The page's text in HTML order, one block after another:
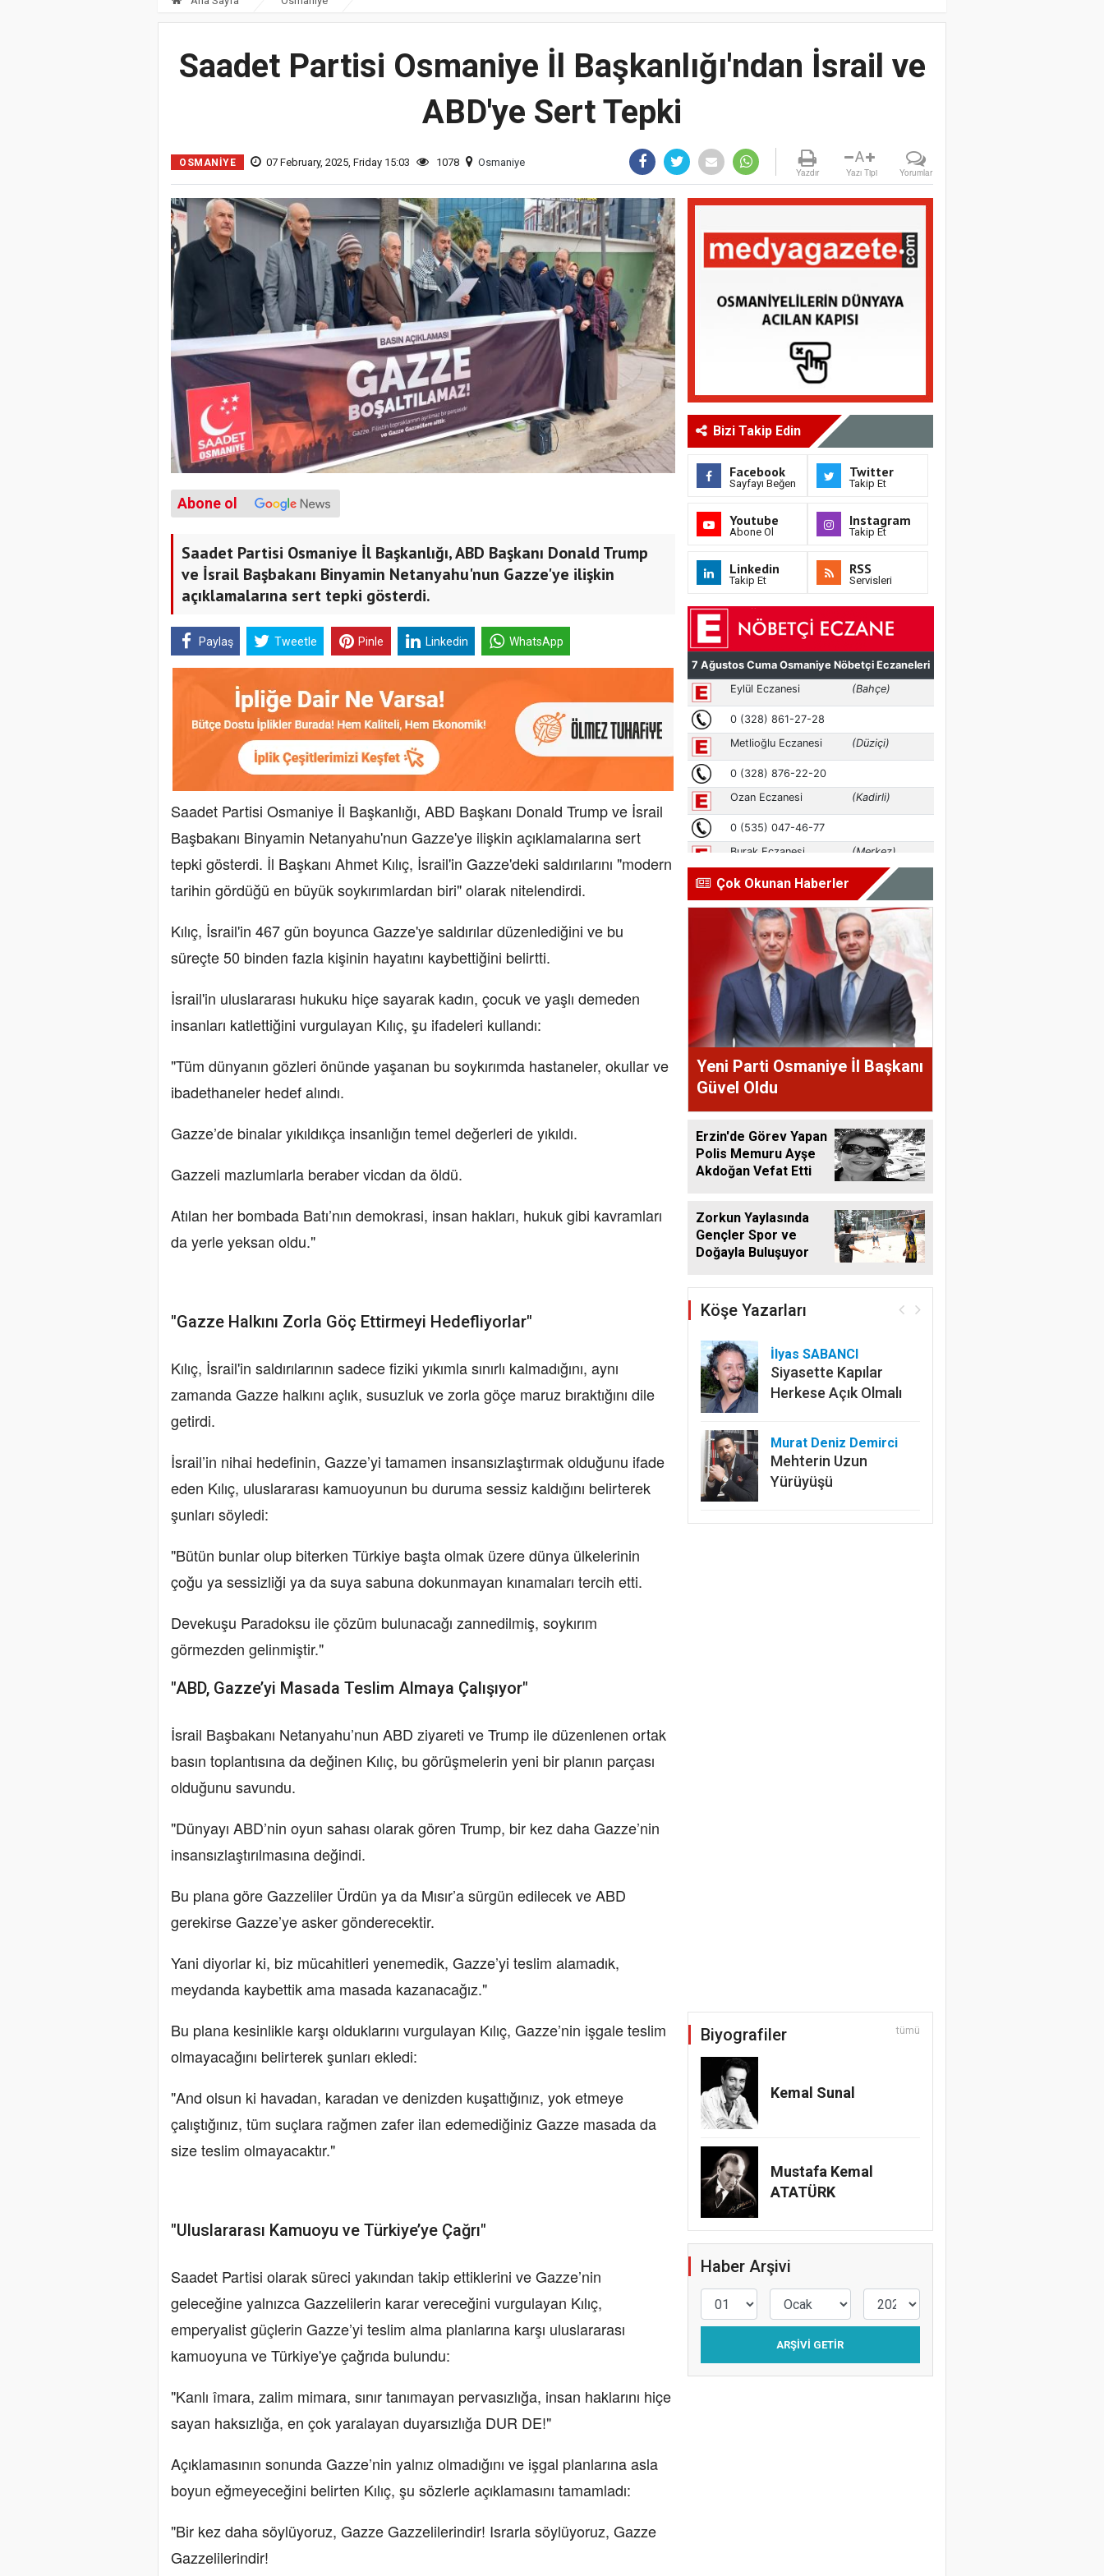
Saadet Partisi Osmaniye İl Başkanlığı'ndan İsrail ve
ABD'ye Sert Tepki
OSMANIYE 07 February, 2025, Friday 15:03 1078 Osmaniye
Yazdır
A
Yazı Tipi Yorumlar
Abone ol
Saadet Partisi Osmaniye İl Başkanlığı, ABD Başkanı Donald Trump
ve İsrail Başbakanı Binyamin Netanyahu'nun Gazze'ye ilişkin
açıklamalarına sert tepki gösterdi.
Paylaş Tweetle Pinle Linkedin WhatsApp
Saadet Partisi Osmaniye İl Başkanlığı, ABD Başkanı Donald Trump ve İsrail
Başbakanı Binyamin Netanyahu'nun Gazze'ye ilişkin açıklamalarına sert
tepki gösterdi. İl Başkanı Ahmet Kılıç, İsrail'in Gazze'deki saldırılarını "modern
tarihin gördüğü en büyük soykırımlardan biri" olarak nitelendirdi.
Kılıç, İsrail'in 467 gün boyunca Gazze'ye saldırılar düzenlediğini ve bu
süreçte 50 binden fazla kişinin hayatını kaybettiğini belirtti.
İsrail'in uluslararası hukuku hiçe sayarak kadın, çocuk ve yaşlı demeden
insanları katlettiğini vurgulayan Kılıç, şu ifadeleri kullandı:
"Tüm dünyanın gözleri önünde yaşanan bu soykırımda hastaneler, okullar ve
ibadethaneler hedef alındı.
Gazze’de binalar yıkıldıkça insanlığın temel değerleri de yıkıldı.
Gazzeli mazlumlarla beraber vicdan da öldü.
Atılan her bombada Batı’nın demokrasi, insan hakları, hukuk gibi kavramları
da yerle yeksan oldu."
"Gazze Halkını Zorla Göç Ettirmeyi Hedefliyorlar"
Kılıç, İsrail'in saldırılarının sadece fiziki yıkımla sınırlı kalmadığını, aynı
zamanda Gazze halkını açlık, susuzluk ve zorla göçe maruz bıraktığını dile
getirdi.
İsrail’in nihai hedefinin, Gazze’yi tamamen insansızlaştırmak olduğunu ifade
eden Kılıç, uluslararası kamuoyunun bu duruma sessiz kaldığını belirterek
şunları söyledi:
"Bütün bunlar olup biterken Türkiye başta olmak üzere dünya ülkelerinin
çoğu ya sessizliği ya da suya sabuna dokunmayan kınamaları tercih etti.
Devekuşu Paradoksu ile çözüm bulunacağı zannedilmiş, soykırım
görmezden gelinmiştir."
"ABD, Gazze’yi Masada Teslim Almaya Çalışıyor"
İsrail Başbakanı Netanyahu’nun ABD ziyareti ve Trump ile düzenlenen ortak
basın toplantısına da değinen Kılıç, bu görüşmelerin yeni bir planın parçası
olduğunu savundu.
"Dünyayı ABD’nin oyun sahası olarak gören Trump, bir kez daha Gazze’nin
insansızlaştırılmasına değindi.
Bu plana göre Gazzeliler Ürdün ya da Mısır’a sürgün edilecek ve ABD
gerekirse Gazze’ye asker gönderecektir.
Yani diyorlar ki, biz mücahitleri yenemedik, Gazze’yi teslim alamadık,
meydanda kaybettik ama masada kazanacağız."
Bu plana kesinlikle karşı olduklarını vurgulayan Kılıç, Gazze’nin işgale teslim
olmayacağını belirterek şunları ekledi:
"And olsun ki havadan, karadan ve denizden kuşattığınız, yok etmeye
çalıştığınız, tüm suçlara rağmen zafer ilan edemediğiniz Gazze masada da
size teslim olmayacaktır."
"Uluslararası Kamuoyu ve Türkiye’ye Çağrı"
Saadet Partisi olarak süreci yakından takip ettiklerini ve Gazze’nin
geleceğine yalnızca Gazzelilerin karar vereceğini vurgulayan Kılıç,
emperyalist güçlerin Gazze’yi teslim alma planlarına karşı uluslararası
kamuoyuna ve Türkiye'ye çağrıda bulundu:
"Kanlı îmara, zalim mimara, sınır tanımayan pervasızlığa, insan haklarını hiçe
sayan haksızlığa, en çok yaralayan duyarsızlığa DUR DE!"
Açıklamasının sonunda Gazze’nin yalnız olmadığını ve işgal planlarına asla
boyun eğmeyeceğini belirten Kılıç, şu sözlerle açıklamasını tamamladı:
"Bir kez daha söylüyoruz, Gazze Gazzelilerindir! Israrla söylüyoruz, Gazze
Gazzelilerindir!
Bizi Takip Edin
Facebook
Sayfayı Beğen
Twitter
Takip Et
Youtube
Abone Ol
Instagram
Takip Et
Linkedin
Takip Et
RSS
Servisleri
Çok Okunan Haberler
Yeni Parti Osmaniye İl Başkanı
Güvel Oldu
Erzin'de Görev Yapan
Polis Memuru Ayşe
Akdoğan Vefat Etti
Zorkun Yaylasında
Gençler Spor ve
Doğayla Buluşuyor
Köşe Yazarları
İlyas SABANCI
Siyasette Kapılar
Herkese Açık Olmalı
Murat Deniz Demirci
Mehterin Uzun
Yürüyüşü
Biyografiler tümü
Kemal Sunal
Mustafa Kemal
ATATÜRK
Haber Arşivi
ARŞIVI GETIR